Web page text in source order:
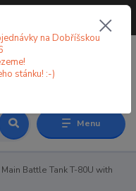
Menu
Battle Tank T-80U with
na Dobříšskou
stánku! :-)